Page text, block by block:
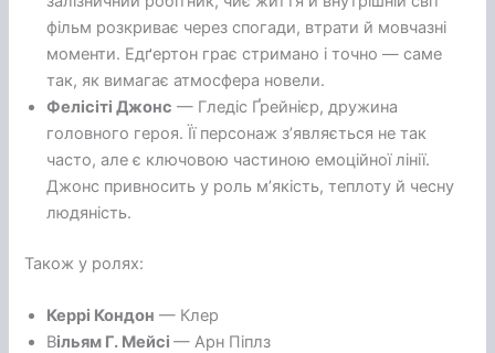
фільм розкриває через спогади, втрати й мовчазні
моменти. Едґертон грає стримано і точно — саме
так, як вимагає атмосфера новели.
Фелісіті Джонс — Гледіс Ґрейнієр, дружина
головного героя. Її персонаж з’являється не так
часто, але є ключовою частиною емоційної лінії.
Джонс привносить у роль м’якість, теплоту й чесну
людяність.
Також у ролях:
Керрі Кондон — Клер
Вільям Г. Мейсі— Арн Піплз